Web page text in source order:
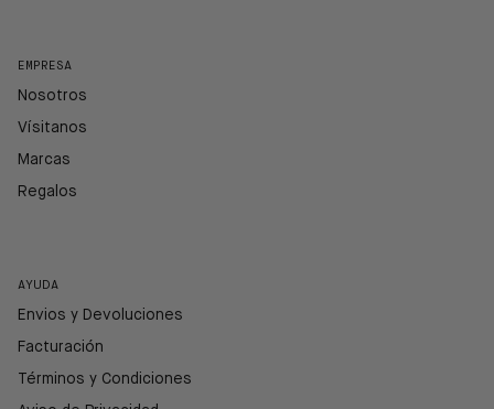
EMPRESA
Nosotros
Vísitanos
Marcas
Regalos
AYUDA
Envios y Devoluciones
Facturación
Términos y Condiciones